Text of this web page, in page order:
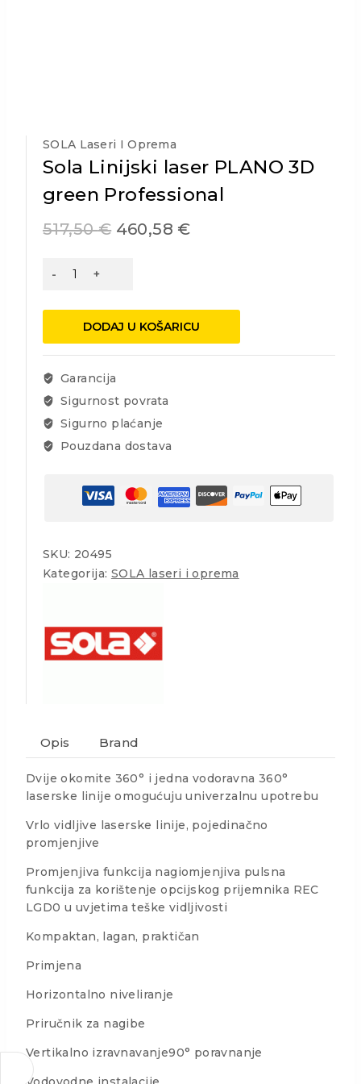
SOLA Laseri I Oprema
Sola Linijski laser PLANO 3D
green Professional
517,50€ 460,58 €
Sola
PLANO
green
Professional
DODAJ U KOŠARICU
Garancija
Sigurnost povrata
Sigurno plaćanje
Pouzdana dostava
SKU: 20495
Kategorija: SOLA laseri i oprema
Opis Brand
Dvije okomite 360° i jedna vodoravna 360°
laserske linije omogućuju univerzalnu upotrebu
Vrlo vidljive laserske linije, pojedinačno
promjenjive
Promjenjiva funkcija nagiomjenjiva pulsna
funkcija za korištenje opcijskog prijemnika REC
LGD0 u uvjetima teške vidljivosti
Kompaktan, lagan, praktičan
Primjena
Horizontalno niveliranje
Priručnik za nagibe
Vertikalno izravnavanje90° poravnanje